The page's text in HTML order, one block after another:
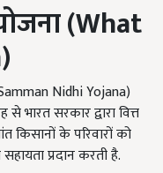
(What
Nidhi Yojana)
भारत सरकार द्वारा वित्त
किसानों के परिवारों को
प्रदान करती है.